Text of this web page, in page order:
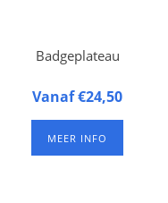
Badgeplateau
Badgeplateau van kunststof
Vanaf €24,50
MEER INFO